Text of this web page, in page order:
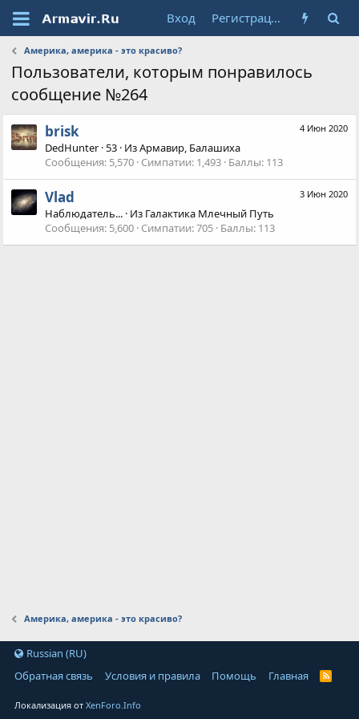
Вход Регистрация
Америка, америка - это красиво?
Пользователи, которым понравилось
сообщение №264
4 Июн 2020
brisk
DedHunter ·53 · ИзАрмавир, Балашиха
Сообщения 5,570 Симпатии 1,493 Баллы 113
3 Июн 2020
Vlad
Наблюдатель... · Из Галактика Млечный Путь
Сообщения 5,600 Симпатии 705 Баллы 113
Америка, америка - это красиво?
Russian (RU)
Обратная связь
Условия и правила Помощь Главная
Локализация отXenForo.Info